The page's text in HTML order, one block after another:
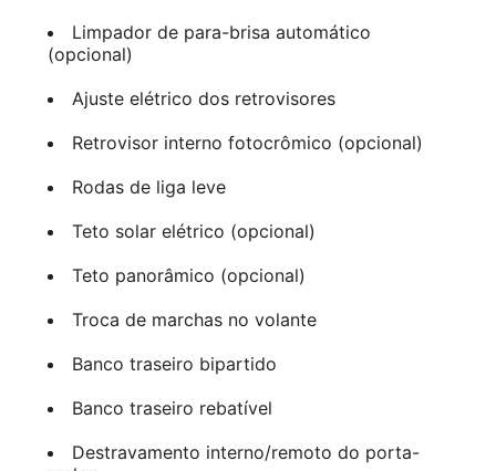
Limpador de para-brisa automático
(opcional)
Ajuste elétrico dos retrovisores
Retrovisor interno fotocrômico (opcional)
Rodas de liga leve
Teto solar elétrico (opcional)
Teto panorâmico (opcional)
Troca de marchas no volante
Banco traseiro bipartido
Banco traseiro rebatível
Destravamento interno/remoto do porta-